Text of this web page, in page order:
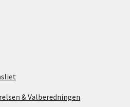
& Valberedningen